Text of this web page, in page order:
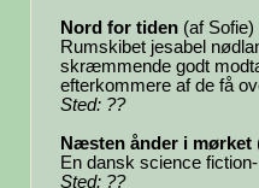
Nord for tiden (af Sofie)
Rumskibet jesabel
skræmmende godt
efterkommere af de få
Sted: ??
Næsten ånder i mørket
En dansk science
Sted: ??